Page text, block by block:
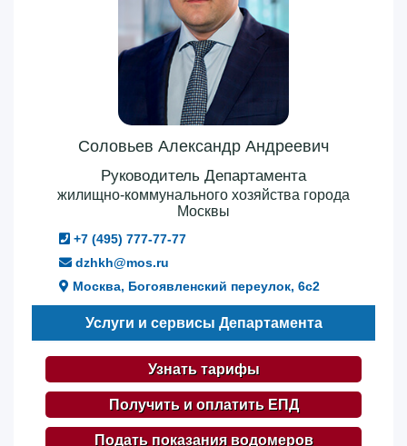
Соловьев Александр Андреевич
Руководитель Департамента
жилищно-коммунального хозяйства города
Москвы
+7 (495) 777-77-77
dzhkh@mos.ru
Москва, Богоявленский переулок, 6с2
Услуги и сервисы Департамента
Узнать тарифы
Получить и оплатить ЕПД
Подать показания водомеров